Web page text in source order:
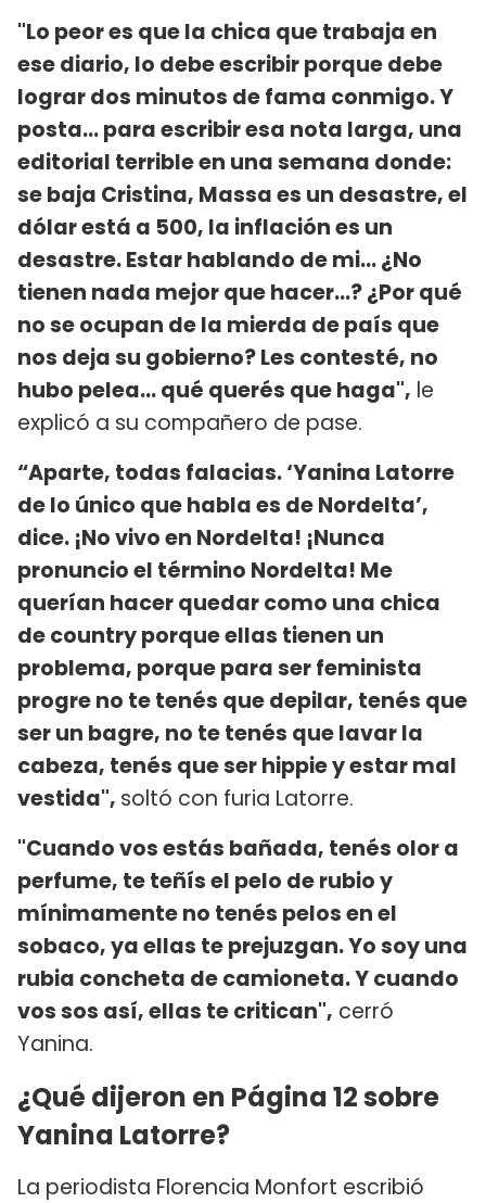
"Lo peor es que la chica que trabaja en
ese diario, lo debe escribir porque debe
lograr dos minutos de fama conmigo. Y
posta... para escribir esa nota larga, una
editorial terrible en una semana donde:
se baja Cristina, Massa es un desastre, el
dólar está a 500, la inflación es un
desastre. Estar hablando de mi… ¿No
tienen nada mejor que hacer...? ¿Por qué
no se ocupan de la mierda de país que
nos deja su gobierno? Les contesté, no
hubo pelea... qué querés que haga", le
explicó a su compañero de pase.
“Aparte, todas falacias. ‘Yanina Latorre
de lo único que habla es de Nordelta’,
dice. ¡No vivo en Nordelta! ¡Nunca
pronuncio el término Nordelta! Me
querían hacer quedar como una chica
de country porque ellas tienen un
problema, porque para ser feminista
progre no te tenés que depilar, tenés que
ser un bagre, no te tenés que lavar la
cabeza, tenés que ser hippie y estar mal
vestida", soltó con furia Latorre.
"Cuando vos estás bañada, tenés olor a
perfume, te teñís el pelo de rubio y
mínimamente no tenés pelos en el
sobaco, ya ellas te prejuzgan. Yo soy una
rubia concheta de camioneta. Y cuando
vos sos así, ellas te critican", cerró
Yanina.
¿Qué dijeron en Página 12 sobre
Yanina Latorre?
La periodista Florencia Monfort escribió